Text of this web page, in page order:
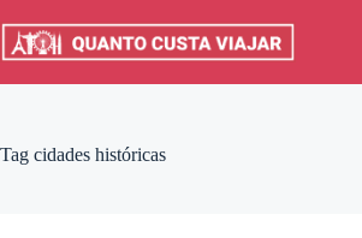
para
Tag cidades históricas